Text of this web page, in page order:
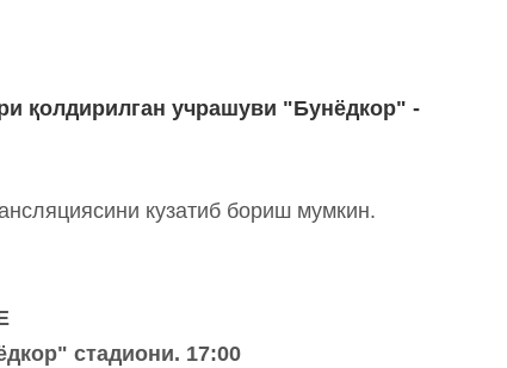
қолдирилган учрашуви "Бунёдкор" -
кузатиб бориш мумкин.
стадиони. 17:00